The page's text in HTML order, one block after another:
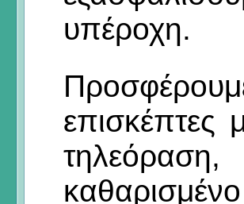
υπέροχη.